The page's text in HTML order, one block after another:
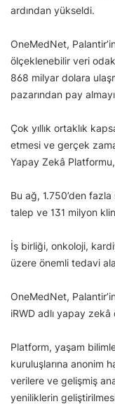
ardından yükseldi.
OneMedNet,
ölçeklenebilir veri
868 milyar dolara
pazarından pay
Çok yıllık ortaklık
etmesi ve gerçek
Yapay Zekâ
Bu ağ, 1.750’den
talep ve 131 milyon
İş birliği, onkoloji,
üzere önemli tedavi
OneMedNet,
iRWD adlı yapay zekâ
Platform, yaşam
kuruluşlarına anonim
verilere ve gelişmiş
yeniliklerin